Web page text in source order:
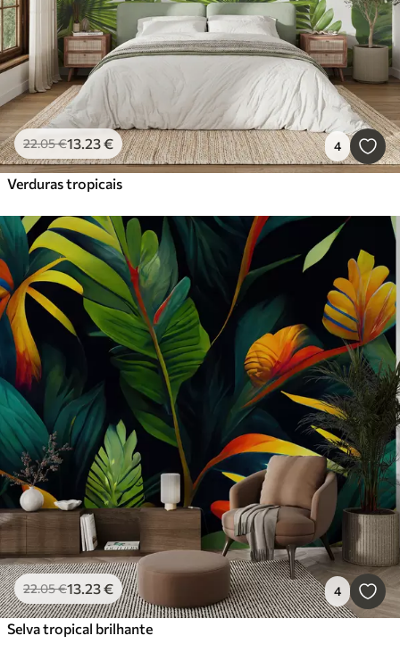
22.05€13.23€ 4
Verduras tropicais
22.05€13.23€ 4
Selva tropical brilhante